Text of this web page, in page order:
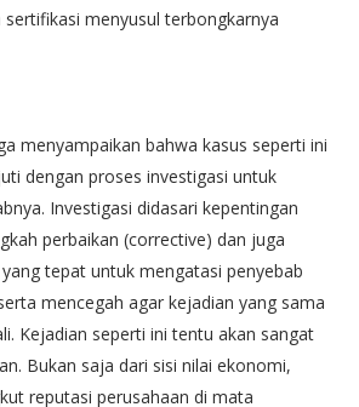
menyusul terbongkarnya
menyampaikan bahwa kasus seperti ini
dengan proses investigasi untuk
Investigasi didasari kepentingan
perbaikan (corrective) dan juga
tepat untuk mengatasi penyebab
mencegah agar kejadian yang sama
Kejadian seperti ini tentu akan sangat
Bukan saja dari sisi nilai ekonomi,
reputasi perusahaan di mata